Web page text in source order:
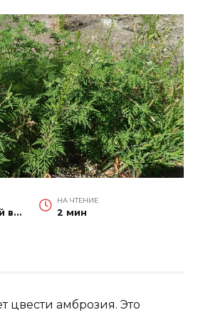
Красносулинский вестник
НА ЧТЕНИЕ
2 мин
цвести амброзия. Это